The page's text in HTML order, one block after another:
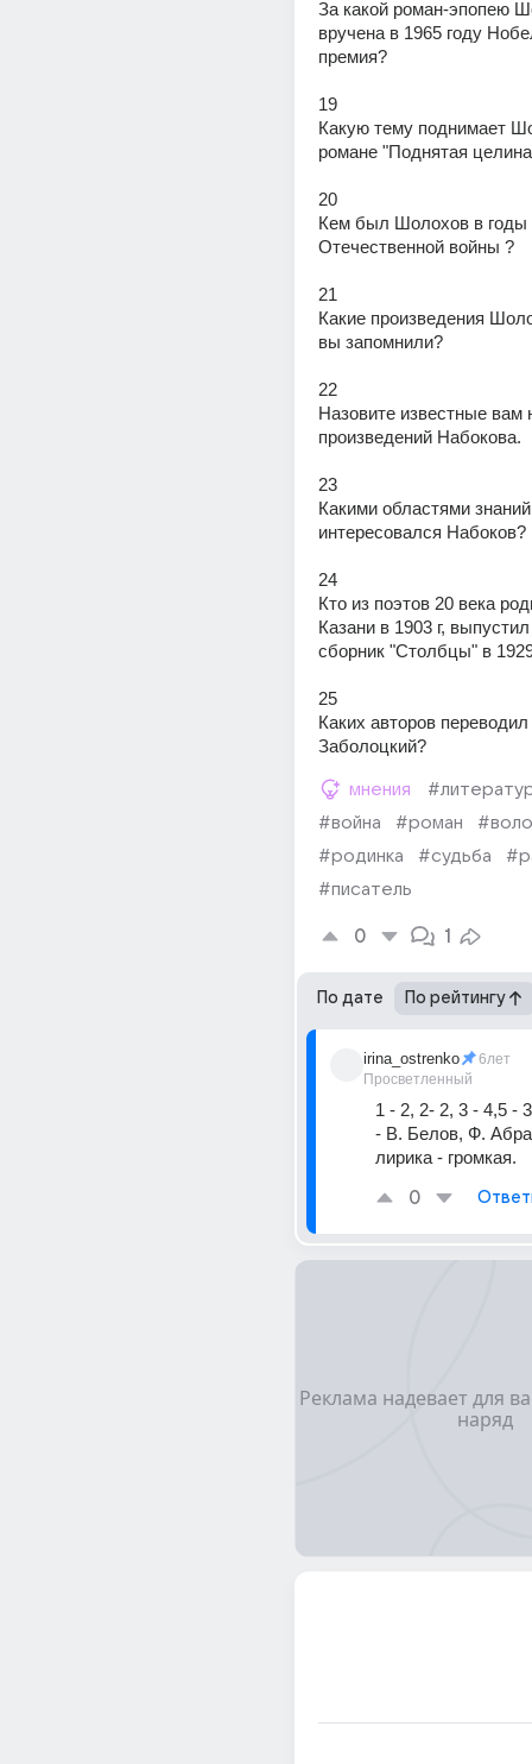
За какой роман-эпопею
вручена в 1965 году
премия?
19
Какую тему поднимает
романе "Поднятая
20
Кем был Шолохов в годы
Отечественной войны ?
21
Какие произведения
вы запомнили?
22
Назовите известные вам
произведений Набокова.
23
Какими областями знаний
интересовался Набоков?
24
Кто из поэтов 20 века
Казани в 1903 г,
сборник "Столбцы" в 1929
25
Каких авторов
Заболоцкий?
мнения
#война
#роман
#родинка
#судьба
#писатель
0 1
По дате По рейтингу
irina_ostrenko
Просветленный
6лет
1 - 2, 2- 2, 3 - 4,5 -
- В. Белов, Ф.
лирика - громкая.
0